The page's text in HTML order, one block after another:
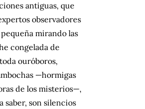
antiguas, que
observadores
mirando las
congelada de
ouróboros,
—hormigas
de los misterios—,
saber, son silencios